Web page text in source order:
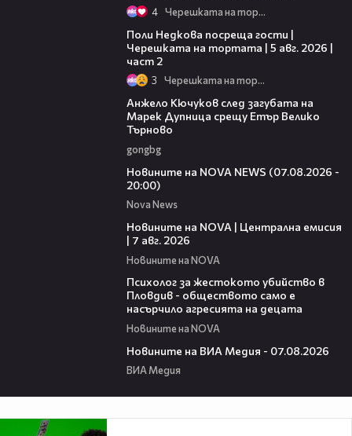
4 Черешката на тортата
Поли Недкова посреща гости |
Черешката на тортата | 5 авг. 2026 |
част 2
3 Черешката на тортата
Анжело Кючуков след загубата на
Марек Дупница срещу Етър Велико
Търново
gongbg
Новините на NOVA NEWS (07.08.2026 -
20:00)
Nova News
Новините на NOVA | Централна емисия
| 7 авг. 2026
Новините на NOVA
Психолог за жестокото убийство в
Пловдив - обществото само е
насърчило агресията на децата
Новините на NOVA
Новините на ВИА Медия - 07.08.2026
ВИА Медия